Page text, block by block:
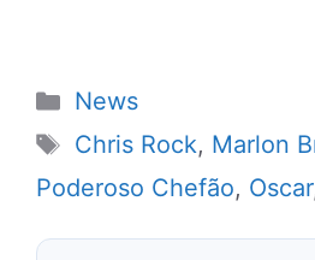
Categorias
News
Tags
Chris Rock, Marlon
Poderoso Chefão, Oscar